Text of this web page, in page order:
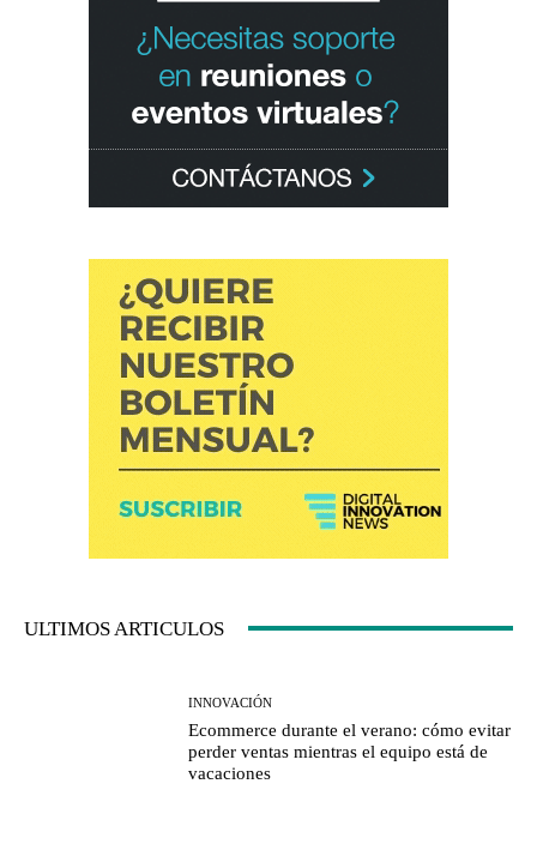
ULTIMOS ARTICULOS
INNOVACIÓN
Ecommerce durante el verano: cómo evitar
perder ventas mientras el equipo está de
vacaciones